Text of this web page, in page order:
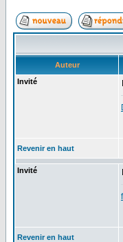
Auteur
Invité
Revenir en haut
Invité
Revenir en haut